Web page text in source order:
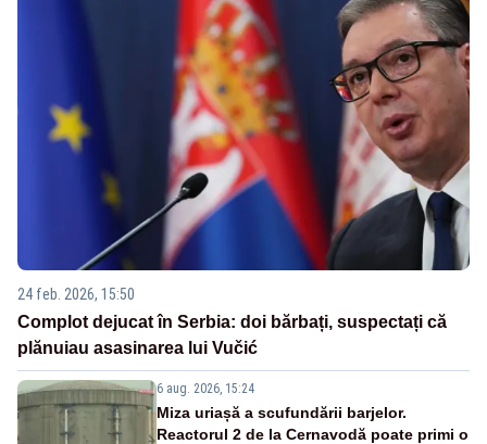
24 feb. 2026, 15:50
Complot dejucat în Serbia: doi bărbați, suspectați că
plănuiau asasinarea lui Vučić
6 aug. 2026, 15:24
Miza uriașă a scufundării barjelor.
Reactorul 2 de la Cernavodă poate primi o